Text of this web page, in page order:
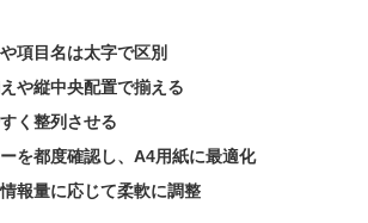
項目名は太字で区別
や縦中央配置で揃える
く整列させる
を都度確認し、A4用紙に最適化
報量に応じて柔軟に調整